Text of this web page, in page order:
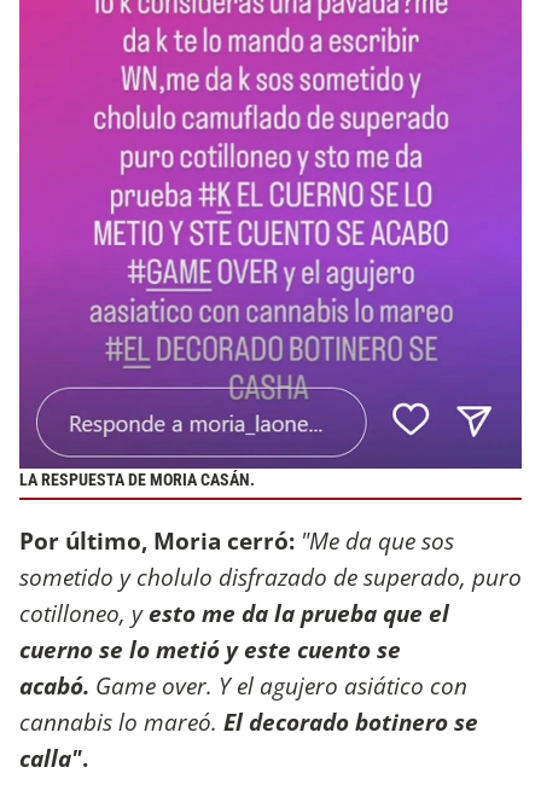
LA RESPUESTA DE MORIA CASÁN.
Por último, Moria cerró: "Me da que sos
sometido y cholulo disfrazado de superado, puro
cotilloneo, yesto me da la prueba que el
cuerno se lo metió y este cuento se
acabó. Game over. Y el agujero asiático con
cannabis lo mareó. El decorado botinero se
calla".